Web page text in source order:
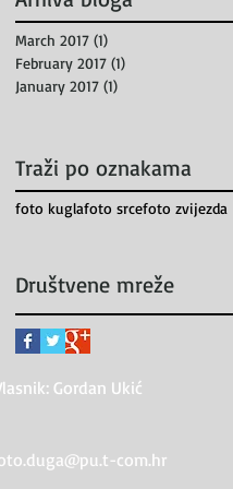
March 2017 (1)
February 2017 (1)
January 2017 (1)
Traži po oznakama
foto kuglafoto srcefoto zvijezda
Društvene mreže
Gordan Ukić
com.hr